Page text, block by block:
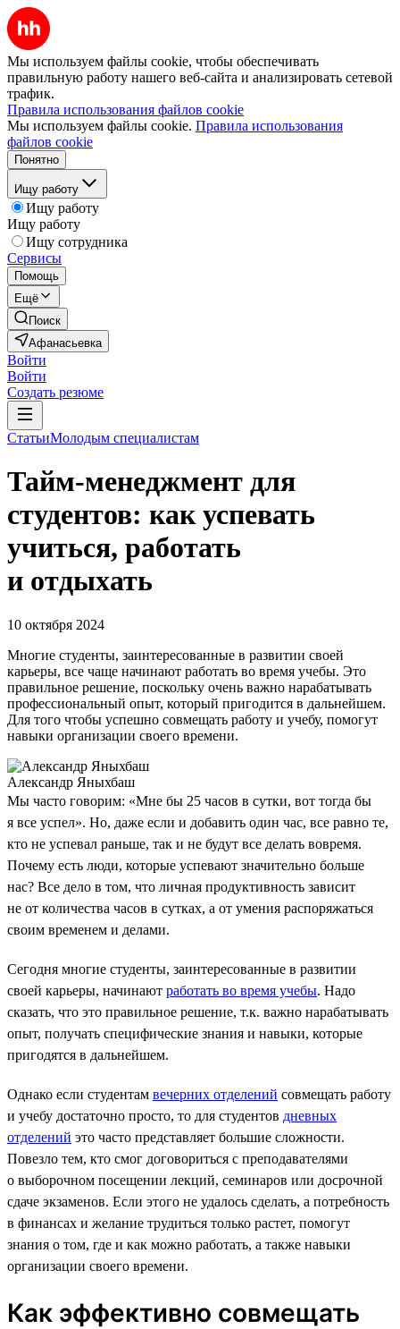
Мы используем файлы cookie, чтобы обеспечивать
правильную работу нашего веб-сайта и анализировать сетевой
трафик.
Правила использования файлов cookie
Мы используем файлы cookie. Правила использования
файлов cookie
Понятно
Ищу работу
Ищу работу
Ищу работу
Ищу сотрудника
Сервисы
Помощь
Ещё
Поиск
Афанасьевка
Войти
Войти
Создать резюме
СтатьиМолодым специалистам
Тайм-менеджмент для
студентов: как успевать
учиться, работать
и отдыхать
10 октября 2024
Многие студенты, заинтересованные в развитии своей
карьеры, все чаще начинают работать во время учебы. Это
правильное решение, поскольку очень важно нарабатывать
профессиональный опыт, который пригодится в дальнейшем.
Для того чтобы успешно совмещать работу и учебу, помогут
навыки организации своего времени.
Александр Яныхбаш
Мы часто говорим: «Мне бы 25 часов в сутки, вот тогда бы
я все успел». Но, даже если и добавить один час, все равно те,
кто не успевал раньше, так и не будут все делать вовремя.
Почему есть люди, которые успевают значительно больше
нас? Все дело в том, что личная продуктивность зависит
не от количества часов в сутках, а от умения распоряжаться
своим временем и делами.
Сегодня многие студенты, заинтересованные в развитии
своей карьеры, начинают работать во время учебы. Надо
сказать, что это правильное решение, т.к. важно нарабатывать
опыт, получать специфические знания и навыки, которые
пригодятся в дальнейшем.
Однако если студентам вечерних отделений совмещать работу
и учебу достаточно просто, то для студентов дневных
отделений это часто представляет большие сложности.
Повезло тем, кто смог договориться с преподавателями
о выборочном посещении лекций, семинаров или досрочной
сдаче экзаменов. Если этого не удалось сделать, а потребность
в финансах и желание трудиться только растет, помогут
знания о том, где и как можно работать, а также навыки
организации своего времени.
Как эффективно совмещать